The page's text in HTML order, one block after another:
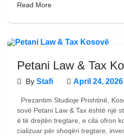
Read More
Petani Law & Tax
By Stafi April 24, 2026
Prezantim Studioje Prishtinë,
sovë Petani Law & Tax është një
ë të drejtën tregtare, e cila ofron
cializuar për shoqëri tregtare,